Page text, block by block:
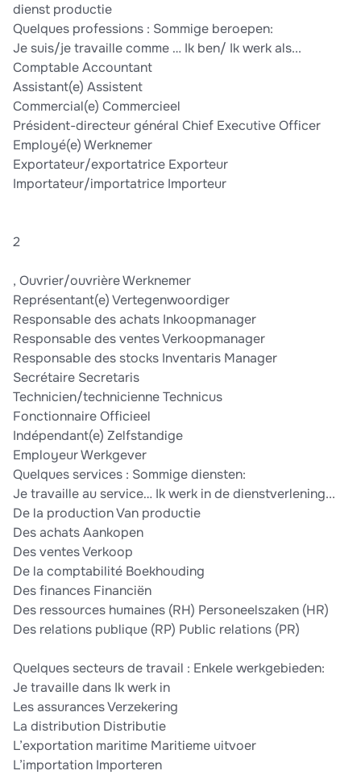
dienst productie
Quelques professions : Sommige beroepen:
Je suis/je travaille comme … Ik ben/ Ik werk als...
Comptable Accountant
Assistant(e) Assistent
Commercial(e) Commercieel
Président-directeur général Chief Executive Officer
Employé(e) Werknemer
Exportateur/exportatrice Exporteur
Importateur/importatrice Importeur
2
, Ouvrier/ouvrière Werknemer
Représentant(e) Vertegenwoordiger
Responsable des achats Inkoopmanager
Responsable des ventes Verkoopmanager
Responsable des stocks Inventaris Manager
Secrétaire Secretaris
Technicien/technicienne Technicus
Fonctionnaire Officieel
Indépendant(e) Zelfstandige
Employeur Werkgever
Quelques services : Sommige diensten:
Je travaille au service… Ik werk in de dienstverlening...
De la production Van productie
Des achats Aankopen
Des ventes Verkoop
De la comptabilité Boekhouding
Des finances Financiën
Des ressources humaines (RH) Personeelszaken (HR)
Des relations publique (RP) Public relations (PR)
Quelques secteurs de travail : Enkele werkgebieden:
Je travaille dans Ik werk in
Les assurances Verzekering
La distribution Distributie
L’exportation maritime Maritieme uitvoer
L’importation Importeren